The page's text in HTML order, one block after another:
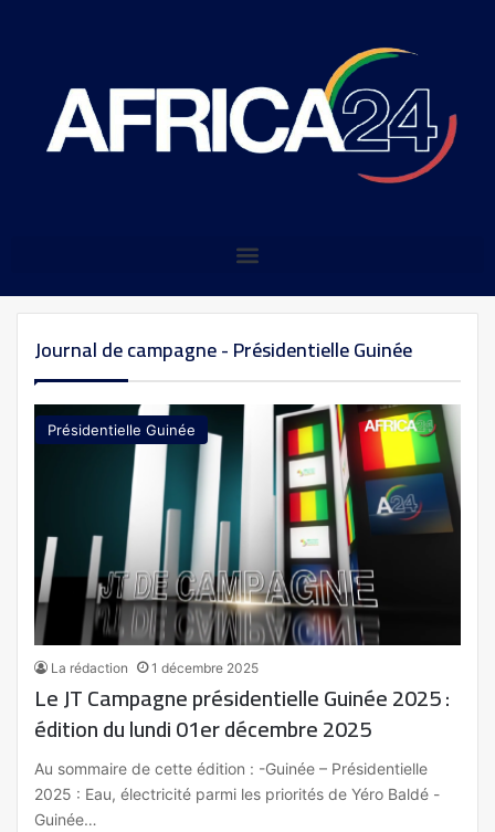
Journal de campagne - Présidentielle Guinée
Présidentielle Guinée
La rédaction 1 décembre 2025
Le JT Campagne présidentielle Guinée 2025 :
édition du lundi 01er décembre 2025
Au sommaire de cette édition : -Guinée – Présidentielle
2025 : Eau, électricité parmi les priorités de Yéro Baldé -
Guinée…